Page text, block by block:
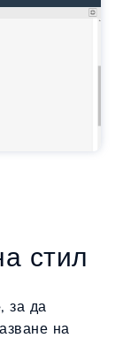
стил
, за да
на